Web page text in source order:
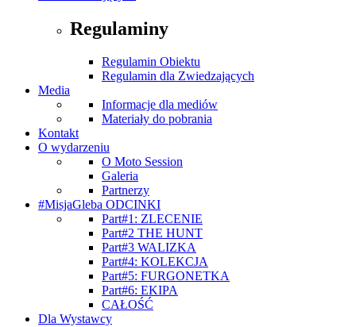
Regulaminy
Regulamin Obiektu
Regulamin dla Zwiedzających
Media
Informacje dla mediów
Materiały do pobrania
Kontakt
O wydarzeniu
O Moto Session
Galeria
Partnerzy
#MisjaGleba ODCINKI
Part#1: ZLECENIE
Part#2 THE HUNT
Part#3 WALIZKA
Part#4: KOLEKCJA
Part#5: FURGONETKA
Part#6: EKIPA
CAŁOŚĆ
Dla Wystawcy